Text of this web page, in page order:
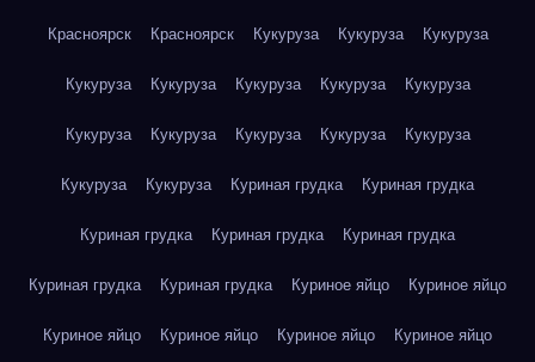
Красноярск Красноярск Кукуруза Кукуруза Кукуруза
Кукуруза Кукуруза Кукуруза Кукуруза Кукуруза
Кукуруза Кукуруза Кукуруза Кукуруза Кукуруза
Кукуруза Кукуруза Куриная грудка Куриная грудка
Куриная грудка Куриная грудка Куриная грудка
Куриная грудка Куриная грудка Куриное яйцо Куриное яйцо
Куриное яйцо Куриное яйцо Куриное яйцо Куриное яйцо